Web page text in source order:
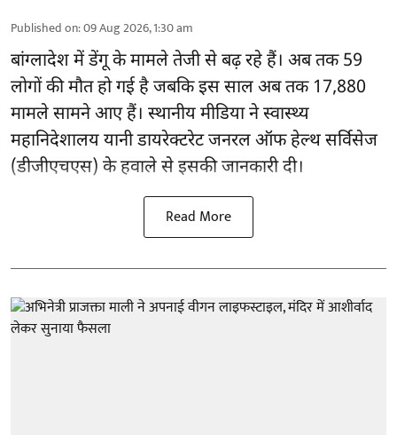
Published on:09 Aug 2026, 1:30 am
बांग्लादेश में डेंगू के मामले तेजी से बढ़ रहे हैं। अब तक 59
लोगों की मौत हो गई है जबकि इस साल अब तक 17,880
मामले सामने आए हैं। स्थानीय मीडिया ने स्वास्थ्य
महानिदेशालय यानी डायरेक्टरेट जनरल ऑफ हेल्थ सर्विसेज
(डीजीएचएस) के हवाले से इसकी जानकारी दी।
Read More